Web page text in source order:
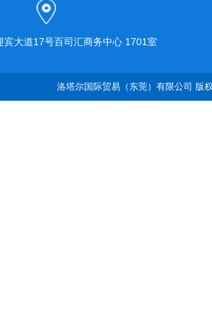
宾大道17号百司汇商务中心 1701室
洛塔尔国际贸易（东莞）有限公司 版